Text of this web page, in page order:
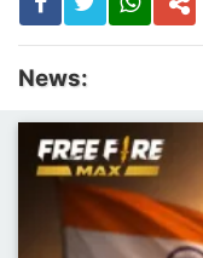
News: